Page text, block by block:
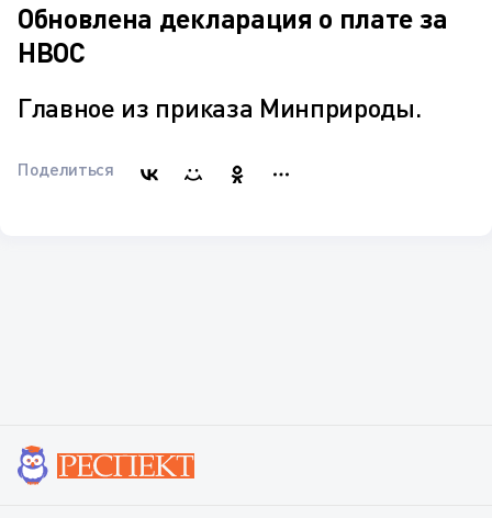
Обновлена декларация о плате за
НВОС
Главное из приказа Минприроды.
Поделиться